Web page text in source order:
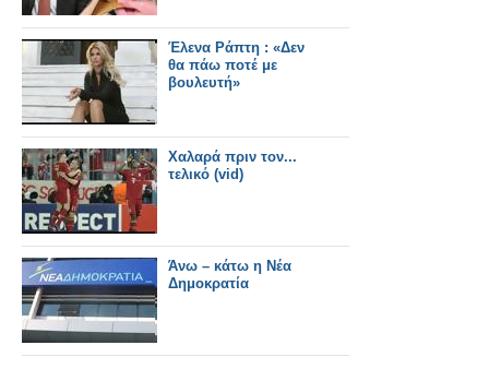
Έλενα Ράπτη : «Δεν
θα πάω ποτέ με
βουλευτή»
Χαλαρά πριν τον...
τελικό (vid)
Άνω – κάτω η Νέα
Δημοκρατία